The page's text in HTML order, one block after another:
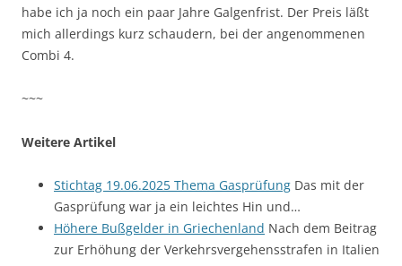
habe ich ja noch ein paar Jahre Galgenfrist. Der Preis läßt
mich allerdings kurz schaudern, bei der angenommenen
Combi 4.
~~~
Weitere Artikel
Stichtag 19.06.2025 Thema Gasprüfung Das mit der
Gasprüfung war ja ein leichtes Hin und…
Höhere Bußgelder in Griechenland Nach dem Beitrag
zur Erhöhung der Verkehrsvergehensstrafen in Italien